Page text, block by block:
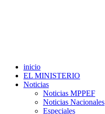
inicio
EL MINISTERIO
Noticias
Noticias MPPEF
Noticias Nacionales
Especiales